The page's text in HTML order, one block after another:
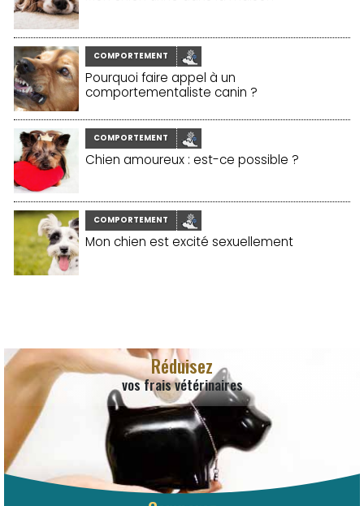
COMPORTEMENT
Pourquoi faire appel à un
comportementaliste canin ?
COMPORTEMENT
Chien amoureux : est-ce possible ?
COMPORTEMENT
Mon chien est excité sexuellement
Réduisez
vos frais vétérinaires